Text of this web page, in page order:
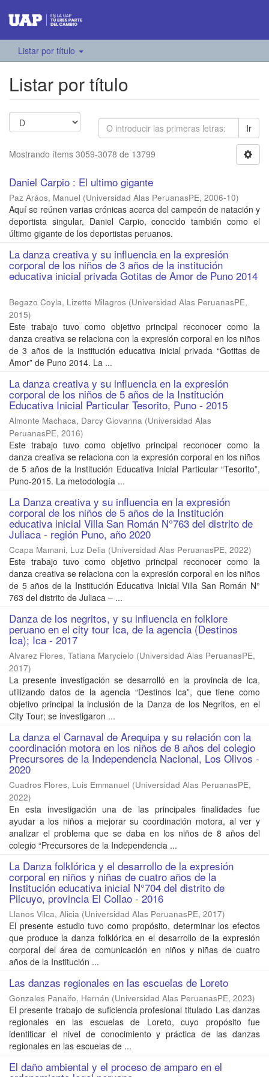
Listar por título
Listar por título
Ir
Mostrando ítems 3059-3078 de 13799
Daniel Carpio : El ultimo gigante
Paz Aráos, Manuel (Universidad Alas PeruanasPE, 2006-10)
Aquí se reúnen varias crónicas acerca del campeón de natación y
deportista singular, Daniel Carpio, conocido también como el
último gigante de los deportistas peruanos.
La danza creativa y su influencia en la expresión
corporal de los niños de 3 años de la institución
educativa inicial privada Gotitas de Amor de Puno 2014
Begazo Coyla, Lizette Milagros (Universidad Alas PeruanasPE,
2015)
Este trabajo tuvo como objetivo principal reconocer como la
danza creativa se relaciona con la expresión corporal en los niños
de 3 años de la institución educativa inicial privada “Gotitas de
Amor” de Puno 2014. La ...
La danza creativa y su influencia en la expresión
corporal de los niños de 5 años de la Institución
Educativa Inicial Particular Tesorito, Puno - 2015
Almonte Machaca, Darcy Giovanna (Universidad Alas
PeruanasPE, 2016)
Este trabajo tuvo como objetivo principal reconocer como la
danza creativa se relaciona con la expresión corporal en los niños
de 5 años de la Institución Educativa Inicial Particular “Tesorito”,
Puno-2015. La metodología ...
La Danza creativa y su influencia en la expresión
corporal de los niños de 5 años de la Institución
educativa inicial Villa San Román N°763 del distrito de
Juliaca - región Puno, año 2020
Ccapa Mamani, Luz Delia (Universidad Alas PeruanasPE, 2022)
Este trabajo tuvo como objetivo principal reconocer como la
danza creativa se relaciona con la expresión corporal en los niños
de 5 años de la Institución Educativa Inicial Villa San Román N°
763 del distrito de Juliaca – ...
Danza de los negritos, y su influencia en folklore
peruano en el city tour Ica, de la agencia (Destinos
Ica); Ica - 2017
Alvarez Flores, Tatiana Marycielo (Universidad Alas PeruanasPE,
2017)
La presente investigación se desarrolló en la provincia de Ica,
utilizando datos de la agencia “Destinos Ica”, que tiene como
objetivo principal la inclusión de la Danza de los Negritos, en el
City Tour; se investigaron ...
La danza el Carnaval de Arequipa y su relación con la
coordinación motora en los niños de 8 años del colegio
Precursores de la Independencia Nacional, Los Olivos -
2020
Cuadros Flores, Luis Emmanuel (Universidad Alas PeruanasPE,
2022)
En esta investigación una de las principales finalidades fue
ayudar a los niños a mejorar su coordinación motora, al ver y
analizar el problema que se daba en los niños de 8 años del
colegio “Precursores de la Independencia ...
La Danza folklórica y el desarrollo de la expresión
corporal en niños y niñas de cuatro años de la
Institución educativa inicial N°704 del distrito de
Pilcuyo, provincia El Collao - 2016
Llanos Vilca, Alicia (Universidad Alas PeruanasPE, 2017)
El presente estudio tuvo como propósito, determinar los efectos
que produce la danza folklórica en el desarrollo de la expresión
corporal del área de comunicación en niños y niñas de cuatro
años de la Institución ...
Las danzas regionales en las escuelas de Loreto
Gonzales Panaifo, Hernán (Universidad Alas PeruanasPE, 2023)
El presente trabajo de suficiencia profesional titulado Las danzas
regionales en las escuelas de Loreto, cuyo propósito fue
identificar el nivel de conocimiento y práctica de las danzas
regionales en las escuelas de ...
El daño ambiental y el proceso de amparo en el